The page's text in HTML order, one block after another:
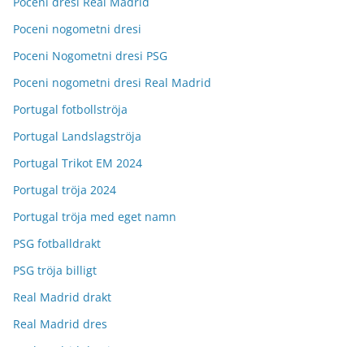
Poceni nogometni dresi
Poceni Nogometni dresi PSG
Poceni nogometni dresi Real Madrid
Portugal fotbollströja
Portugal Landslagströja
Portugal Trikot EM 2024
Portugal tröja 2024
Portugal tröja med eget namn
PSG fotballdrakt
PSG tröja billigt
Real Madrid drakt
Real Madrid dres